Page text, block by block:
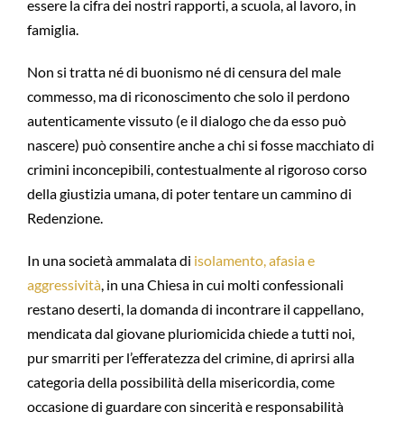
essere la cifra dei nostri rapporti, a scuola, al lavoro, in
famiglia.
Non si tratta né di buonismo né di censura del male
commesso, ma di riconoscimento che solo il perdono
autenticamente vissuto (e il dialogo che da esso può
nascere) può consentire anche a chi si fosse macchiato di
crimini inconcepibili, contestualmente al rigoroso corso
della giustizia umana, di poter tentare un cammino di
Redenzione.
In una società ammalata di isolamento, afasia e
aggressività, in una Chiesa in cui molti confessionali
restano deserti, la domanda di incontrare il cappellano,
mendicata dal giovane pluriomicida chiede a tutti noi,
pur smarriti per l’efferatezza del crimine, di aprirsi alla
categoria della possibilità della misericordia, come
occasione di guardare con sincerità e responsabilità